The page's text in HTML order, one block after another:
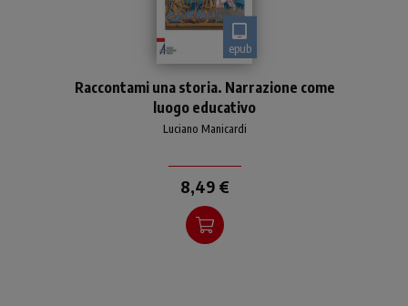
epub
narrante che vive di storie
raccontate: egli stesso è
storia
Raccontami una storia. Narrazione come
luogo educativo
Luciano Manicardi
8,49 €